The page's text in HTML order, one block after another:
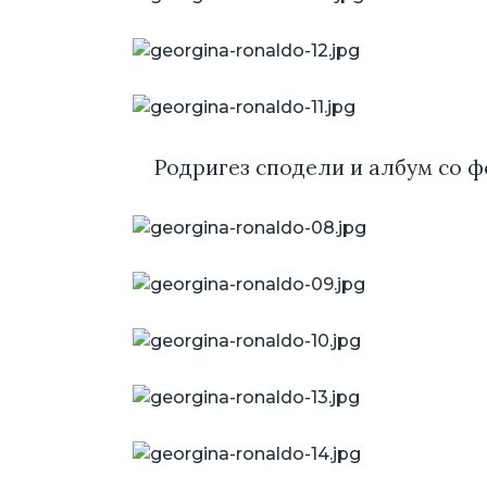
Родригез сподели и албум со